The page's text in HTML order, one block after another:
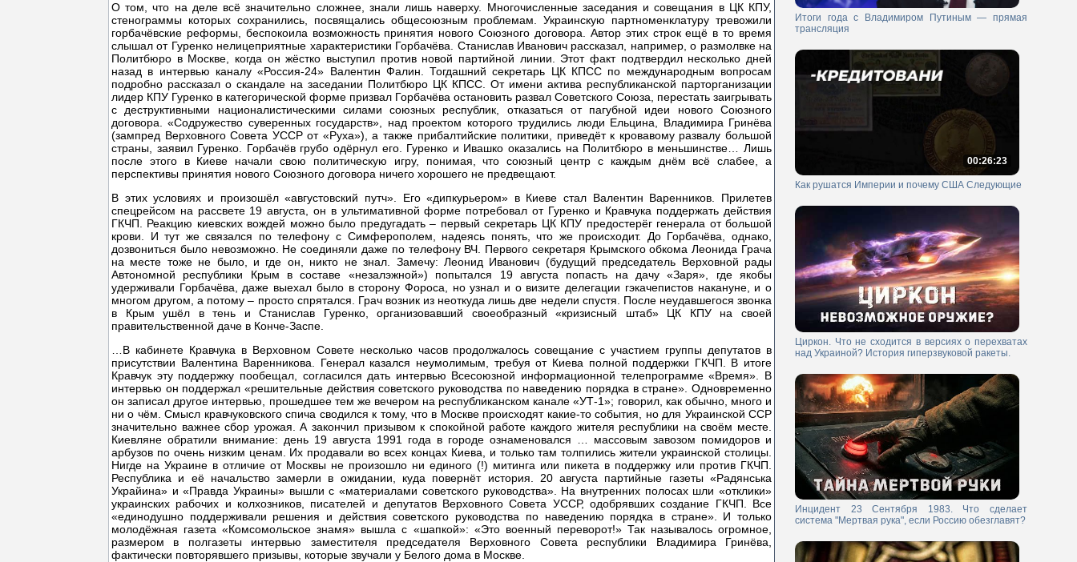
О том, что на деле всё значительно сложнее, знали лишь наверху. Многочисленные заседания и совещания в ЦК КПУ,
стенограммы которых сохранились, посвящались общесоюзным проблемам. Украинскую партноменклатуру тревожили
горбачёвские реформы, беспокоила возможность принятия нового Союзного договора. Автор этих строк ещё в то время
слышал от Гуренко нелицеприятные характеристики Горбачёва. Станислав Иванович рассказал, например, о размолвке на
Политбюро в Москве, когда он жёстко выступил против новой партийной линии. Этот факт подтвердил несколько дней
назад в интервью каналу «Россия-24» Валентин Фалин. Тогдашний секретарь ЦК КПСС по международным вопросам
подробно рассказал о скандале на заседании Политбюро ЦК КПСС. От имени актива республиканской парторганизации
лидер КПУ Гуренко в категорической форме призвал Горбачёва остановить развал Советского Союза, перестать заигрывать
с деструктивными националистическими силами союзных республик, отказаться от пагубной идеи нового Союзного
договора. «Содружество суверенных государств», над проектом которого трудились люди Ельцина, Владимира Гринёва
(зампред Верховного Совета УССР от «Руха»), а также прибалтийские политики, приведёт к кровавому развалу большой
страны, заявил Гуренко. Горбачёв грубо одёрнул его. Гуренко и Ивашко оказались на Политбюро в меньшинстве… Лишь
после этого в Киеве начали свою политическую игру, понимая, что союзный центр с каждым днём всё слабее, а
перспективы принятия нового Союзного договора ничего хорошего не предвещают.
В этих условиях и произошёл «августовский путч». Его «дипкурьером» в Киеве стал Валентин Варенников. Прилетев
спецрейсом на рассвете 19 августа, он в ультимативной форме потребовал от Гуренко и Кравчука поддержать действия
ГКЧП. Реакцию киевских вождей можно было предугадать – первый секретарь ЦК КПУ предостерёг генерала от большой
крови. И тут же связался по телефону с Симферополем, надеясь понять, что же происходит. До Горбачёва, однако,
дозвониться было невозможно. Не соединяли даже по телефону ВЧ. Первого секретаря Крымского обкома Леонида Грача
на месте тоже не было, и где он, никто не знал. Замечу: Леонид Иванович (будущий председатель Верховной рады
Автономной республики Крым в составе «незалэжной») попытался 19 августа попасть на дачу «Заря», где якобы
удерживали Горбачёва, даже выехал было в сторону Фороса, но узнал и о визите делегации гэкачепистов накануне, и о
многом другом, а потому – просто спрятался. Грач возник из неоткуда лишь две недели спустя. После неудавшегося звонка
в Крым ушёл в тень и Станислав Гуренко, организовавший своеобразный «кризисный штаб» ЦК КПУ на своей
правительственной даче в Конче-Заспе.
…В кабинете Кравчука в Верховном Совете несколько часов продолжалось совещание с участием группы депутатов в
присутствии Валентина Варенникова. Генерал казался неумолимым, требуя от Киева полной поддержки ГКЧП. В итоге
Кравчук эту поддержку пообещал, согласился дать интервью Всесоюзной информационной телепрограмме «Время». В
интервью он поддержал «решительные действия советского руководства по наведению порядка в стране». Одновременно
он записал другое интервью, прошедшее тем же вечером на республиканском канале «УТ-1»; говорил, как обычно, много и
ни о чём. Смысл кравчуковского спича сводился к тому, что в Москве происходят какие-то события, но для Украинской ССР
значительно важнее сбор урожая. А закончил призывом к спокойной работе каждого жителя республики на своём месте.
Киевляне обратили внимание: день 19 августа 1991 года в городе ознаменовался … массовым завозом помидоров и
арбузов по очень низким ценам. Их продавали во всех концах Киева, и только там толпились жители украинской столицы.
Нигде на Украине в отличие от Москвы не произошло ни единого (!) митинга или пикета в поддержку или против ГКЧП.
Республика и её начальство замерли в ожидании, куда повернёт история. 20 августа партийные газеты «Радянська
Украйина» и «Правда Украины» вышли с «материалами советского руководства». На внутренних полосах шли «отклики»
украинских рабочих и колхозников, писателей и депутатов Верховного Совета УССР, одобрявших создание ГКЧП. Все
«единодушно поддерживали решения и действия советского руководства по наведению порядка в стране». И только
молодёжная газета «Комсомольское знамя» вышла с «шапкой»: «Это военный переворот!» Так называлось огромное,
размером в полгазеты интервью заместителя председателя Верховного Совета республики Владимира Гринёва,
фактически повторявшего призывы, которые звучали у Белого дома в Москве.
Итоги года с Владимиром Путиным — прямая
трансляция
00:26:23
Как рушатся Империи и почему США Следующие
Циркон. Что не сходится в версиях о перехватах
над Украиной? История гиперзвуковой ракеты.
Инцидент 23 Сентября 1983. Что сделает
система "Мертвая рука", если Россию обезглавят?